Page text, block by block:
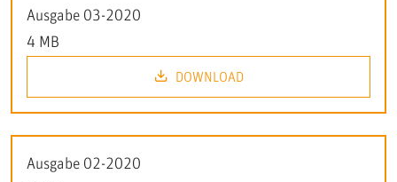
Ausgabe 03-2020
4 MB
DOWNLOAD
Ausgabe 02-2020